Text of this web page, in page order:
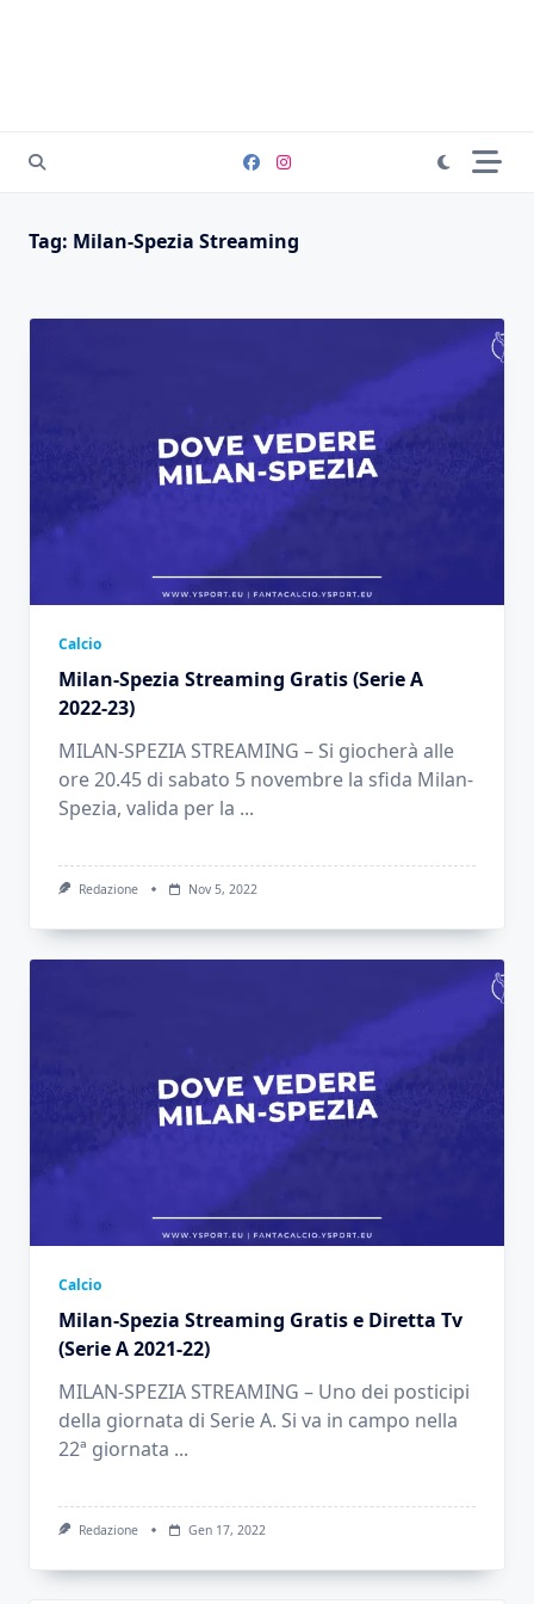
Tag: Milan-Spezia Streaming
Calcio
Milan-Spezia Streaming Gratis (Serie A
2022-23)
MILAN-SPEZIA STREAMING – Si giocherà alle
ore 20.45 di sabato 5 novembre la sfida Milan-
Spezia, valida per la ...
Redazione Nov 5, 2022
Calcio
Milan-Spezia Streaming Gratis e Diretta Tv
(Serie A 2021-22)
MILAN-SPEZIA STREAMING – Uno dei posticipi
della giornata di Serie A. Si va in campo nella
22ª giornata ...
Redazione Gen 17, 2022